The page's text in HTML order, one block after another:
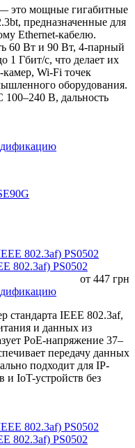
это мощные гигабитные
предназначенные для
Ethernet-кабелю.
60 Вт и 90 Вт, 4-парный
1 Гбит/с, что делает их
Wi-Fi точек
оборудования.
100–240 В, дальность
802.3af) PS0502
от 447 грн
стандарта IEEE 802.3af,
и данных из
PoE-напряжение 37–
передачу данных
подходит для IP-
и IoT-устройств без
802.3af) PS0502